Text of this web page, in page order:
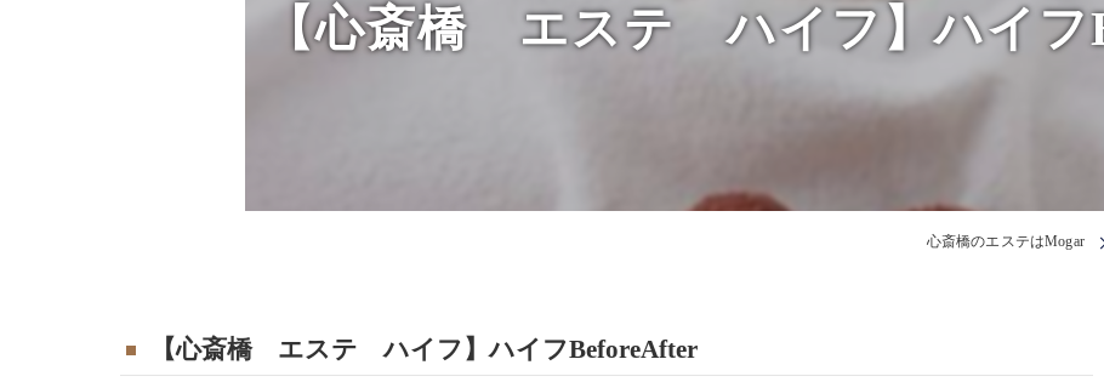
頭蓋骨矯正・整体
【心斎橋 エステ ハイフ】ハイ
心斎橋のエステはMogar
【心斎橋 エステ ハイフ】ハイフBeforeAfter